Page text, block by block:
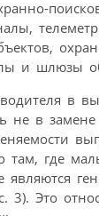
и шлюзы
в
не в
там, где
являются
3). Это